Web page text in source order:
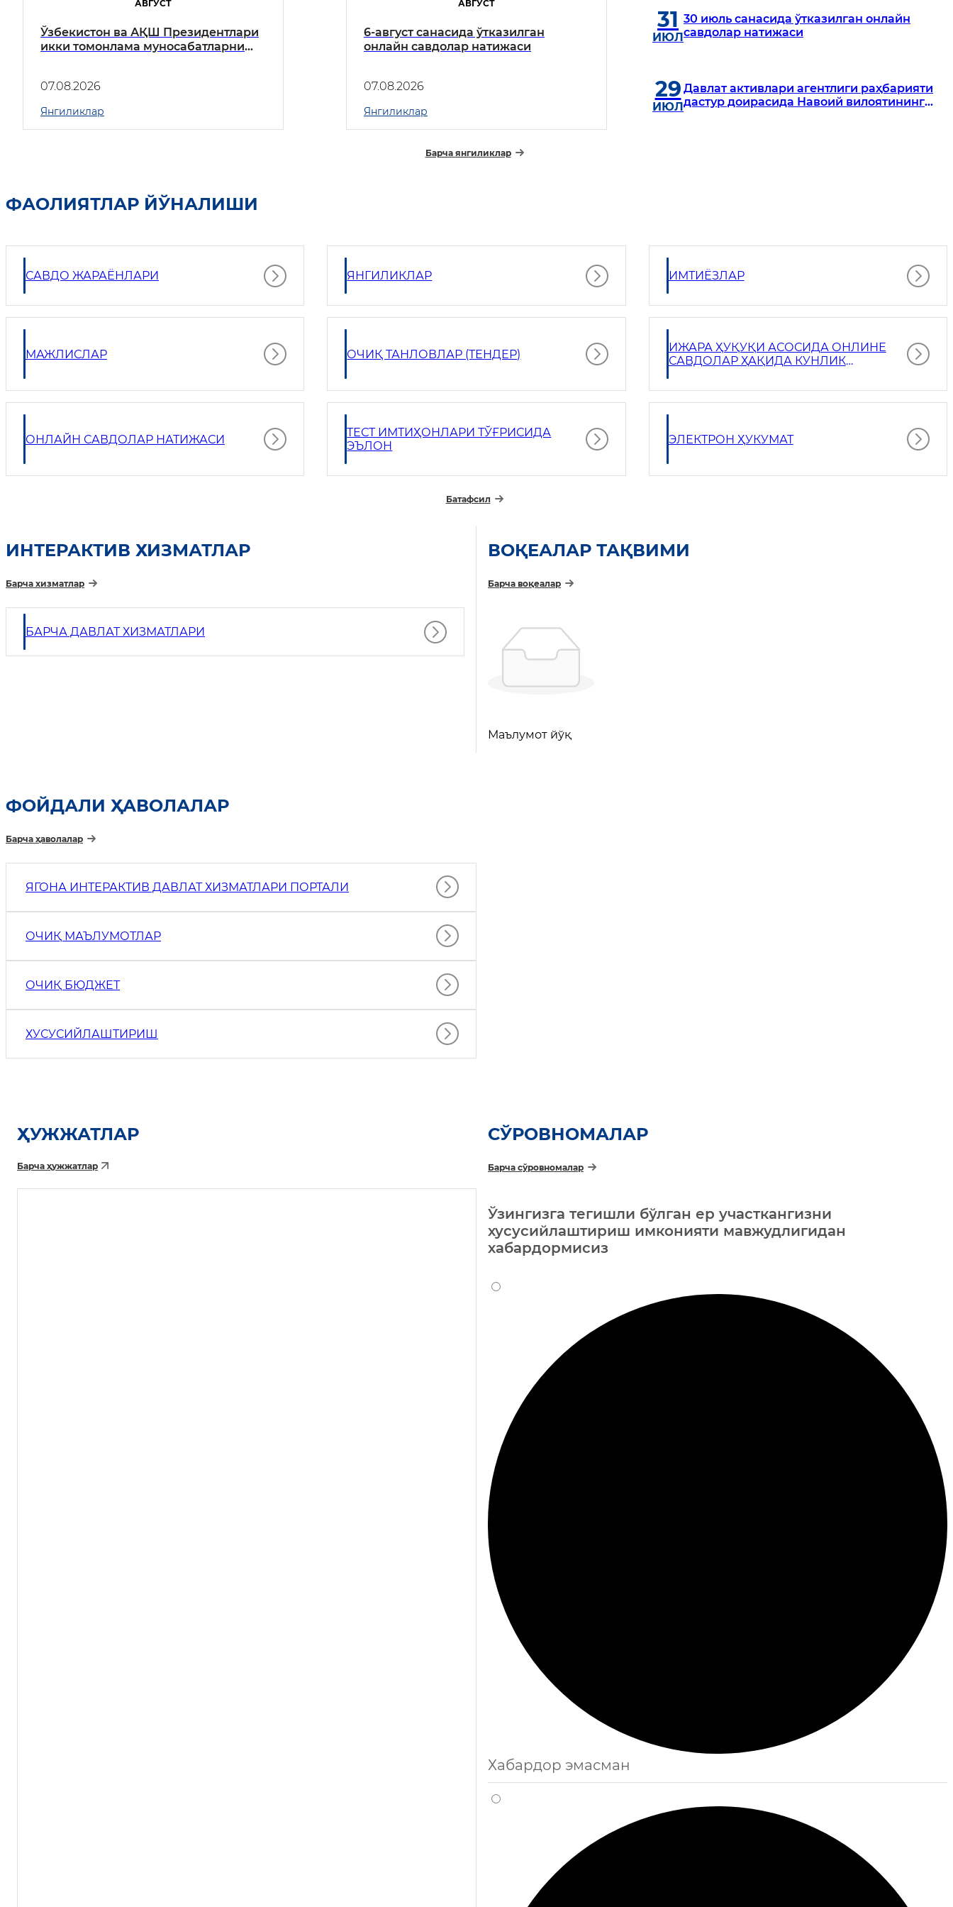
АВГУСТ
Ўзбекистон ва АҚШ Президентлари
икки томонлама муносабатларни
қилдилар
07.08.2026
Янгиликлар
АВГУСТ
​6-август санасида ўтказилган
онлайн савдолар натижаси
07.08.2026
Янгиликлар
31
ИЮЛ
30 июль санасида ўтказилган онлайн
савдолар натижаси
29
ИЮЛ
Давлат активлари агентлиги раҳбарияти
дастур доирасида Навоий вилоятининг
Барча янгиликлар
ФАОЛИЯТЛАР ЙЎНАЛИШИ
САВДО ЖАРАЁНЛАРИ ЯНГИЛИКЛАР ИМТИЁЗЛАР
МАЖЛИСЛАР ОЧИҚ ТАНЛОВЛАР (ТЕНДЕР)
ИЖАРА ҲУҚУҚИ АСОСИДА ОНЛИНЕ
САВДОЛАР ҲАҚИДА КУНЛИК
ОНЛАЙН САВДОЛАР НАТИЖАСИ
ТЕСТ ИМТИҲОНЛАРИ ТЎҒРИСИДА
ЭЪЛОН
ЭЛЕКТРОН ҲУКУМАТ
Батафсил
ИНТEРАКТИВ ХИЗМАТЛАР
Барча хизматлар
БАРЧА ДАВЛАТ ХИЗМАТЛАРИ
ВОҚЕАЛАР ТАҚВИМИ
Барча воқеалар
Маълумот йўқ
ФОЙДАЛИ ҲАВОЛАЛАР
Барча ҳаволалар
ЯГОНА ИНТЕРАКТИВ ДАВЛАТ ХИЗМАТЛАРИ ПОРТАЛИ
ОЧИҚ МАЪЛУМОТЛАР
ОЧИҚ БЮДЖEТ
ХУСУСИЙЛАШТИРИШ
ҲУЖЖАТЛАР
Барча ҳужжатлар
СЎРОВНОМАЛАР
Барча сўровномалар
Ўзингизга тегишли бўлган ер участкангизни
хусусийлаштириш имконияти мавжудлигидан
хабардормисиз
Хабардор эмасман